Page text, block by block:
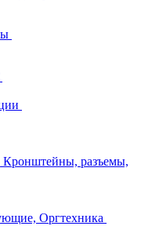
Кронштейны, разъемы,
Оргтехника